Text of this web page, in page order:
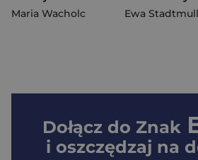
Maria Wacholc
Ewa
Dołącz do Znak
i oszczędzaj na